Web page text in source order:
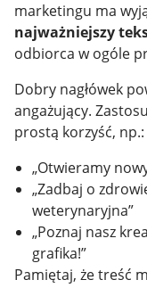
marketingu ma
najważniejszy
odbiorca w ogóle
Dobry nagłówek
angażujący.
prostą korzyść, np.:
„Otwieramy
„Zadbaj o
weterynaryjna”
„Poznaj nasz
grafika!”
Pamiętaj, że treść